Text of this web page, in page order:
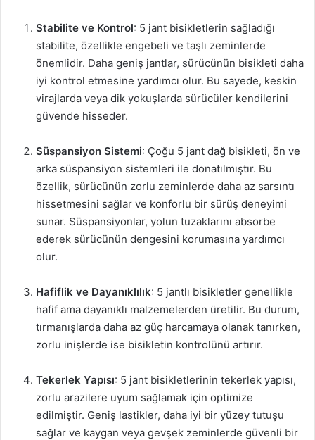
Stabilite ve Kontrol: 5 jant bisikletlerin sağladığı
stabilite, özellikle engebeli ve taşlı zeminlerde
önemlidir. Daha geniş jantlar, sürücünün bisikleti daha
iyi kontrol etmesine yardımcı olur. Bu sayede, keskin
virajlarda veya dik yokuşlarda sürücüler kendilerini
güvende hisseder.
Süspansiyon Sistemi: Çoğu 5 jant dağ bisikleti, ön ve
arka süspansiyon sistemleri ile donatılmıştır. Bu
özellik, sürücünün zorlu zeminlerde daha az sarsıntı
hissetmesini sağlar ve konforlu bir sürüş deneyimi
sunar. Süspansiyonlar, yolun tuzaklarını absorbe
ederek sürücünün dengesini korumasına yardımcı
olur.
Hafiflik ve Dayanıklılık: 5 jantlı bisikletler genellikle
hafif ama dayanıklı malzemelerden üretilir. Bu durum,
tırmanışlarda daha az güç harcamaya olanak tanırken,
zorlu inişlerde ise bisikletin kontrolünü artırır.
Tekerlek Yapısı: 5 jant bisikletlerinin tekerlek yapısı,
zorlu arazilere uyum sağlamak için optimize
edilmiştir. Geniş lastikler, daha iyi bir yüzey tutuşu
sağlar ve kaygan veya gevşek zeminlerde güvenli bir